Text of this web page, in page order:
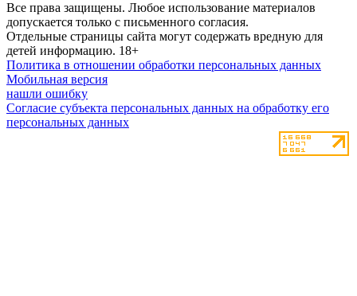
Все права защищены. Любое использование материалов
допускается только с письменного согласия.
Отдельные страницы сайта могут содержать вредную для
детей информацию. 18+
Политика в отношении обработки персональных данных
Мобильная версия
нашли ошибку
Согласие субъекта персональных данных на обработку его
персональных данных